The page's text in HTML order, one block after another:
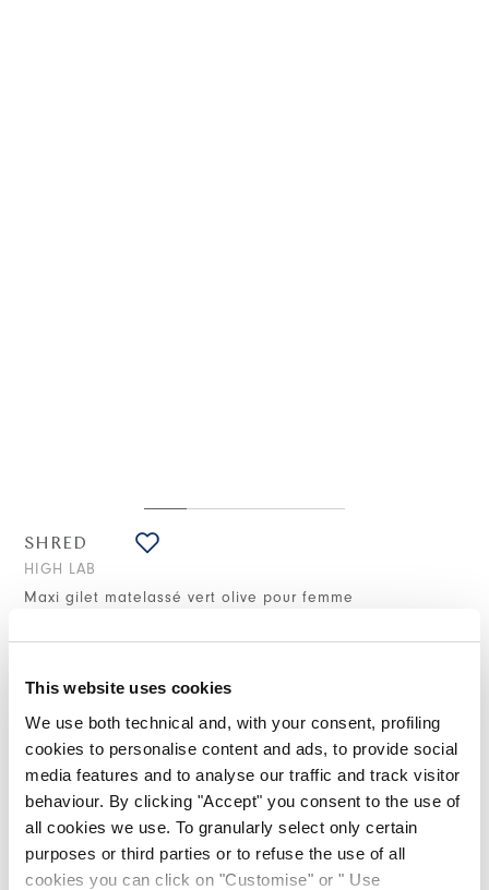
This website uses cookies
We use both technical and, with your consent, profiling
cookies to personalise content and ads, to provide social
media features and to analyse our traffic and track visitor
behaviour. By clicking "Accept" you consent to the use of
all cookies we use. To granularly select only certain
purposes or third parties or to refuse the use of all
cookies you can click on "Customise" or " Use
SHRED
HIGH LAB
Maxi gilet matelassé vert olive pour femme
(Droits de douane compris)
Le maxi gilet matelassé Shred en nylon stretch vert olive à la
finition mate se distingue par sa ligne trapèze essentielle et
sa longueur aux hanches, mise en valeur par un col large et
enveloppant. Le rembourrage en ouate thermique amplifie les
volumes tout en conservant légèreté et confort. Une pièce